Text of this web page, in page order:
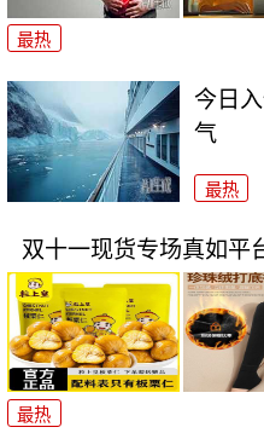
最热
今日
气
最热
双十一现货专场真如平
最热